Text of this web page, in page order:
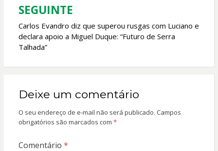
SEGUINTE
Carlos Evandro diz que superou rusgas com Luciano e
declara apoio a Miguel Duque: “Futuro de Serra
Talhada”
Deixe um comentário
O seu endereço de e-mail não será publicado. Campos
obrigatórios são marcados com *
Comentário *